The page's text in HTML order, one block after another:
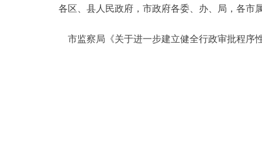
各区、县人民政府，市政府各委、办、局，各市
市监察局《关于进一步建立健全行政审批程序